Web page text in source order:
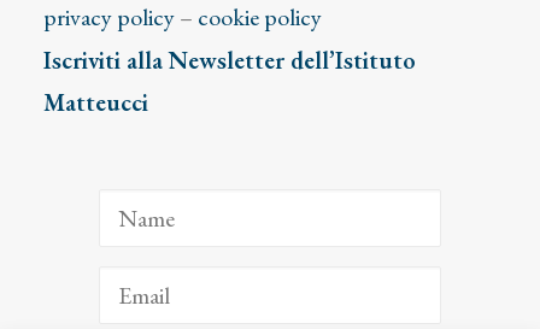
privacy policy– cookie policy
Iscriviti alla Newsletter dell’Istituto
Matteucci